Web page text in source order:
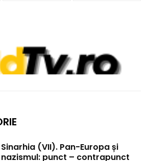
Sinarhia (VII). Pan-Europa și
nazismul: punct – contrapunct